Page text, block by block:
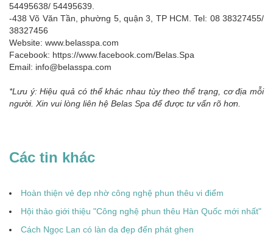
54495638/ 54495639.
-438 Võ Văn Tần, phường 5, quận 3, TP HCM. Tel: 08 38327455/
38327456
Website: www.belasspa.com
Facebook: https://www.facebook.com/Belas.Spa
Email: info@belasspa.com
*Lưu ý: Hiệu quả có thể khác nhau tùy theo thể trạng, cơ địa mỗi
người. Xin vui lòng liên hệ Belas Spa để được tư vấn rõ hơn.
Các tin khác
Hoàn thiện vẻ đẹp nhờ công nghệ phun thêu vi điểm
Hội thảo giới thiệu "Công nghệ phun thêu Hàn Quốc mới nhất"
Cách Ngọc Lan có làn da đẹp đến phát ghen